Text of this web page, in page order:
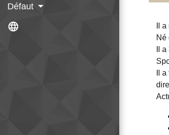
Défaut
language
Il
Né
Il
Il